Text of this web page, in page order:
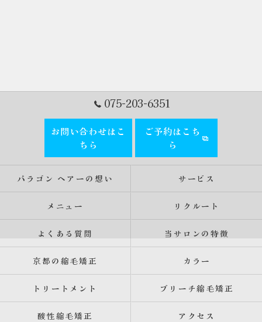
075-203-6351
お問い合わせはこ
ちら
ご予約はこち
ら
パラゴン ヘアーの想い サービス
メニュー リクルート
よくある質問 当サロンの特徴
京都の縮毛矯正 カラー
トリートメント ブリーチ縮毛矯正
酸性縮毛矯正 アクセス